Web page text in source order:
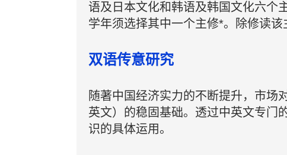
语及日本文化和韩语及韩国文化六个
学年须选择其中一个主修*。除修读
双语传意研究
随著中国经济实力的不断提升，市场
英文）的稳固基础。透过中英文专门
识的具体运用。